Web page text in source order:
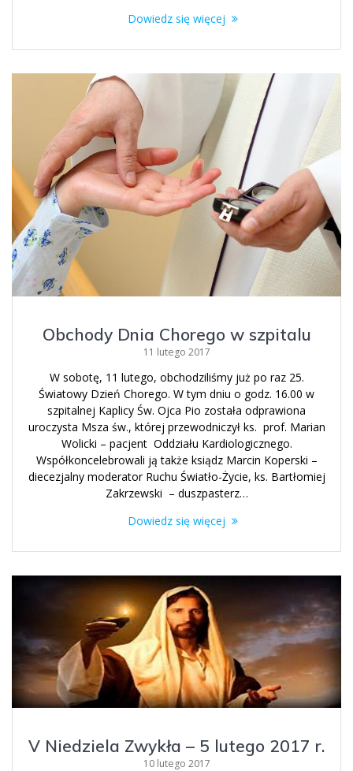
Dowiedz się więcej
Obchody Dnia Chorego w szpitalu
11 lutego 2017
W sobotę, 11 lutego, obchodziliśmy już po raz 25.
Światowy Dzień Chorego. W tym dniu o godz. 16.00 w
szpitalnej Kaplicy Św. Ojca Pio została odprawiona
uroczysta Msza św., której przewodniczył ks. prof. Marian
Wolicki – pacjent Oddziału Kardiologicznego.
Współkoncelebrowali ją także ksiądz Marcin Koperski –
diecezjalny moderator Ruchu Światło-Życie, ks. Bartłomiej
Zakrzewski – duszpasterz…
Dowiedz się więcej
V Niedziela Zwykła – 5 lutego 2017 r.
10 lutego 2017